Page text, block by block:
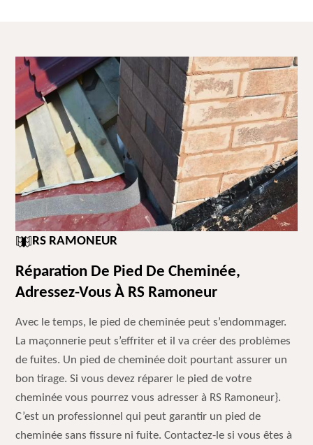
RS RAMONEUR
Réparation De Pied De Cheminée,
Adressez-Vous À RS Ramoneur
Avec le temps, le pied de cheminée peut s’endommager.
La maçonnerie peut s’effriter et il va créer des problèmes
de fuites. Un pied de cheminée doit pourtant assurer un
bon tirage. Si vous devez réparer le pied de votre
cheminée vous pourrez vous adresser à RS Ramoneur}.
C’est un professionnel qui peut garantir un pied de
cheminée sans fissure ni fuite. Contactez-le si vous êtes à